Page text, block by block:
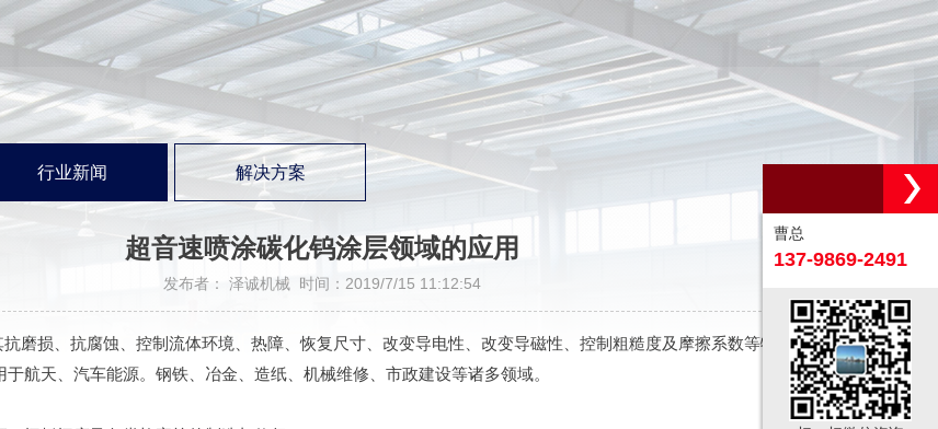
行业新闻 解决方案
超音速喷涂碳化钨涂层领域的应用
发布者： 泽诚机械 时间：2019/7/15 11:12:54
磨损、抗腐蚀、控制流体环境、热障、恢复尺寸、改变导电性、改变导磁性、控制粗糙度及摩擦系数等特点，已经成
航天、汽车能源。钢铁、冶金、造纸、机械维修、市政建设等诸多领域。
曹总
137-9869-2491